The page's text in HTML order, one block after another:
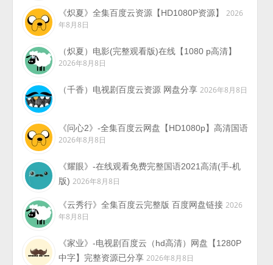
《炽夏》全集百度云资源【HD1080P资源】
2026
年8月8日
（炽夏）电影(完整观看版)在线【1080 p高清】
2026年8月8日
（千香）电视剧百度云资源 网盘分享 2026年8月8日
《问心2》-全集百度云网盘【HD1080p】高清国语
2026年8月8日
《耀眼》-在线观看免费完整国语2021高清(手-机
版) 2026年8月8日
《云秀行》全集百度云完整版 百度网盘链接 2026
年8月8日
《家业》-电视剧百度云（hd高清）网盘【1280P
中字】完整资源已分享 2026年8月8日